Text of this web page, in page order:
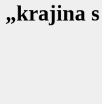
„krajina s